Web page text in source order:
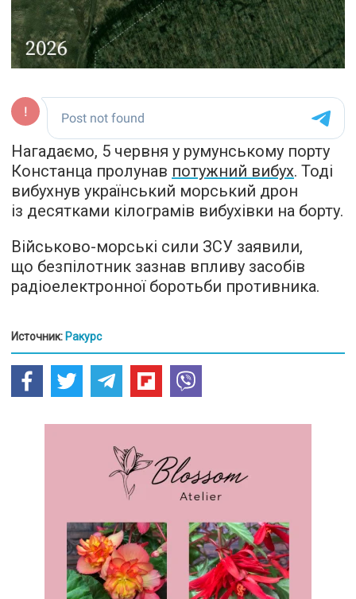
Нагадаємо, 5 червня у румунському порту
Констанца пролунав потужний вибух. Тоді
вибухнув український морський дрон
із десятками кілограмів вибухівки на борту.
Військово-морські сили ЗСУ заявили,
що безпілотник зазнав впливу засобів
радіоелектронної боротьби противника.
Источник: Ракурс